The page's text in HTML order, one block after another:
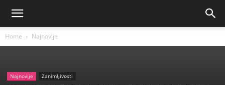
Home Najnovije
Najnovije Zanimljivosti